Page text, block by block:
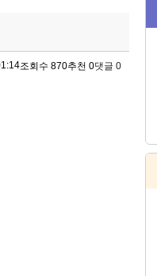
조회수 870추천 0댓글 0